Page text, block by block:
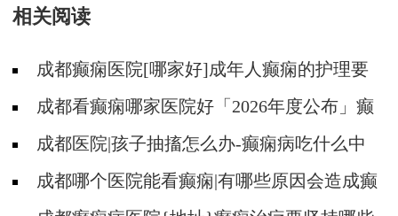
相关阅读
成都癫痫医院[哪家好]成年人癫痫的护理要
做到哪些?
成都看癫痫哪家医院好「2026年度公布」癫
痫是遗传的吗?
成都医院|孩子抽搐怎么办-癫痫病吃什么中
药?成都哪个医院能看癫痫|有哪些原因会造成癫